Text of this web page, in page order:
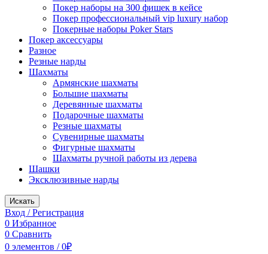
Покер наборы на 300 фишек в кейсе
Покер профессиональный vip luxury набор
Покерные наборы Poker Stars
Покер аксессуары
Разное
Резные нарды
Шахматы
Армянские шахматы
Большие шахматы
Деревянные шахматы
Подарочные шахматы
Резные шахматы
Сувенирные шахматы
Фигурные шахматы
Шахматы ручной работы из дерева
Шашки
Эксклюзивные нарды
Искать
Вход / Регистрация
0 Избранное
0 Сравнить
0 элементов / 0₽